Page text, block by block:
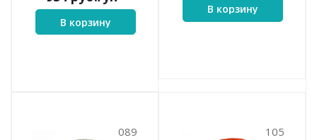
В корзину
В корзину
089 105